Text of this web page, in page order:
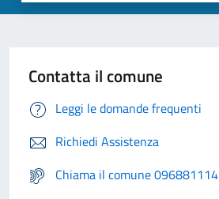
Contatta il comune
Leggi le domande frequenti
Richiedi Assistenza
Chiama il comune 096881114